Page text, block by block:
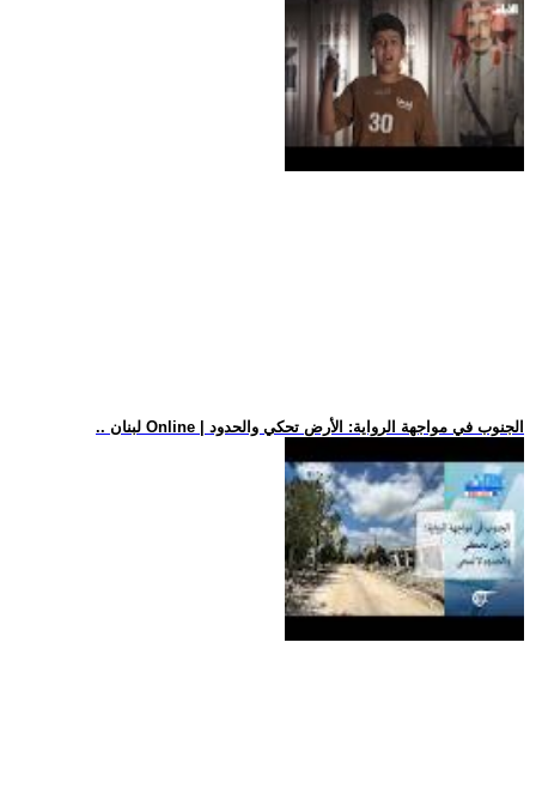
.. لبنان Online | الجنوب في مواجهة الرواية: الأرض تحكي والحدود